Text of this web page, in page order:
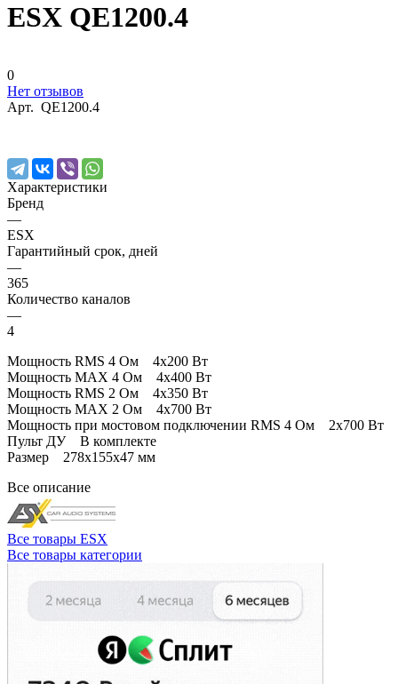
ESX QE1200.4
0
Нет отзывов
Арт. QE1200.4
Характеристики
Бренд
—
ESX
Гарантийный срок, дней
—
365
Количество каналов
—
4
Мощность RMS 4 Ом 4х200 Вт
Мощность MAX 4 Ом 4х400 Вт
Мощность RMS 2 Ом 4х350 Вт
Мощность MAX 2 Ом 4х700 Вт
Мощность при мостовом подключении RMS 4 Ом 2х700 Вт
Пульт ДУ В комплекте
Размер 278х155х47 мм
Все описание
Все товары ESX
Все товары категории